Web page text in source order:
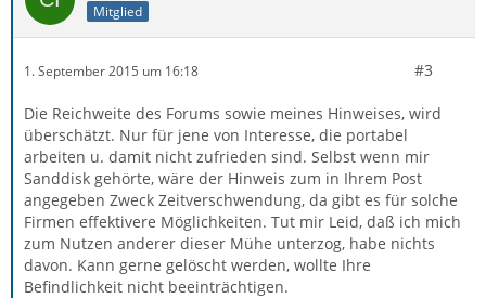
Mitglied
1. September 2015 um 16:18 #3
Die Reichweite des Forums sowie meines Hinweises, wird
überschätzt. Nur für jene von Interesse, die portabel
arbeiten u. damit nicht zufrieden sind. Selbst wenn mir
Sanddisk gehörte, wäre der Hinweis zum in Ihrem Post
angegeben Zweck Zeitverschwendung, da gibt es für solche
Firmen effektivere Möglichkeiten. Tut mir Leid, daß ich mich
zum Nutzen anderer dieser Mühe unterzog, habe nichts
davon. Kann gerne gelöscht werden, wollte Ihre
Befindlichkeit nicht beeinträchtigen.